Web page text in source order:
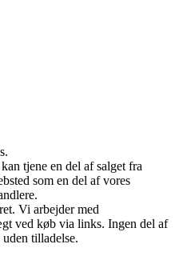
tjene en del af salget fra
som en del af vores
Vi arbejder med
ved køb via links. Ingen del af
tilladelse.